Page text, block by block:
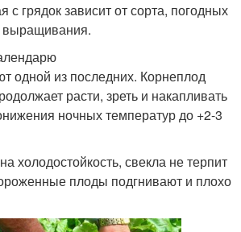
с грядок зависит от сорта, погодных
выращивания.
одной из последних. Корнеплод
расти, зреть и накапливать
ночных температур до +2-3
холодостойкость, свекла не терпит
плоды подгнивают и плохо